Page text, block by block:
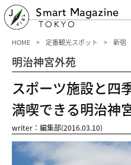
Smart Magazine
TOKYO
HOME 定番観光スポット 新宿
明治神宮外苑
スポーツ施設と四
満喫できる明治神
writer：編集部(2016.03.10)